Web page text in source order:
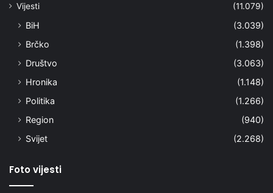
Vijesti
(11.079)
BiH
(3.039)
Brčko
(1.398)
Društvo
(3.063)
Hronika
(1.148)
Politika
(1.266)
Region
(940)
Svijet
(2.268)
Foto vijesti